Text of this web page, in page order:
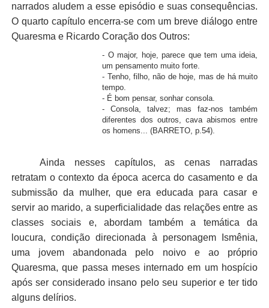
narrados aludem a esse episódio e suas consequências.
O quarto capítulo encerra-se com um breve diálogo entre
Quaresma e Ricardo Coração dos Outros:
- O major, hoje, parece que tem uma ideia,
um pensamento muito forte.
- Tenho, filho, não de hoje, mas de há muito
tempo.
- É bom pensar, sonhar consola.
- Consola, talvez; mas faz-nos também
diferentes dos outros, cava abismos entre
os homens... (BARRETO, p.54).
Ainda nesses capítulos, as cenas narradas
retratam o contexto da época acerca do casamento e da
submissão da mulher, que era educada para casar e
servir ao marido, a superficialidade das relações entre as
classes sociais e, abordam também a temática da
loucura, condição direcionada à personagem Ismênia,
uma jovem abandonada pelo noivo e ao próprio
Quaresma, que passa meses internado em um hospício
após ser considerado insano pelo seu superior e ter tido
alguns delírios.